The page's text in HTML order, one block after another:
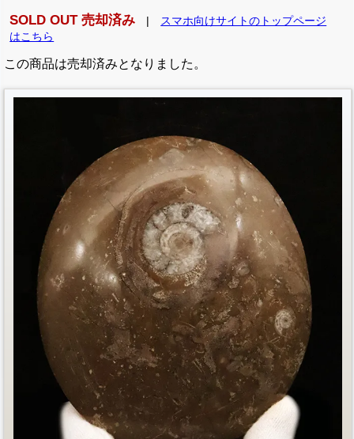
SOLD OUT 売却済み
スマホ向けサイトのトップページ
はこちら
この商品は売却済みとなりました。